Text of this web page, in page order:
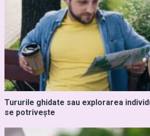
Tururile ghidate sau explorarea
se potrivește